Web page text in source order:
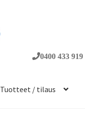
0400 433 919
Tuotteet / tilaus